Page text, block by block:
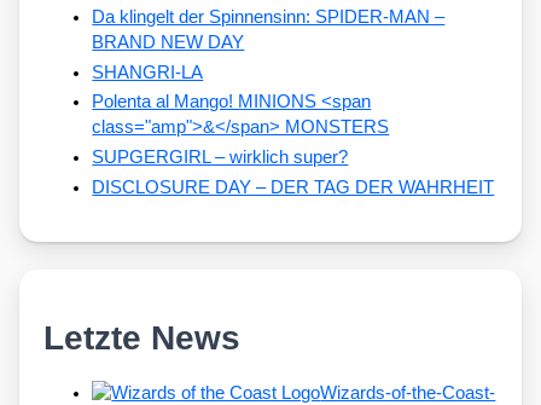
Da klingelt der Spinnensinn: SPIDER-MAN –
BRAND NEW DAY
SHANGRI-LA
Polenta al Mango! MINIONS <span
class="amp">&</span> MONSTERS
SUPGERGIRL – wirklich super?
DISCLOSURE DAY – DER TAG DER WAHRHEIT
Letzte News
Wizards-of-the-Coast-